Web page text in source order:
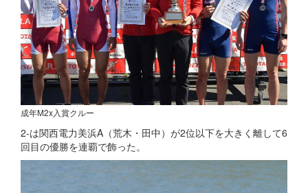
成年M2x入賞クルー
2-は関西電力美浜A（荒木・田中）が2位以下を大きく離して6
回目の優勝を連覇で飾った。